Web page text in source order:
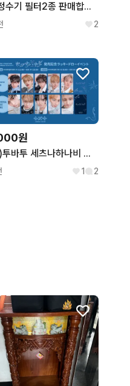
LG 정수기 필터2종 판매합니다 (중금속,바이러스)
2
원
범규)투바투 세츠나하나비 위버스 유니버셜 럭드 분철 연준수빈휴닝카이범규태현
1 2